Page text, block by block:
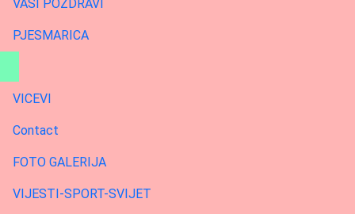
VASI POZDRAVI
PJESMARICA
VICEVI
Contact
FOTO GALERIJA
VIJESTI-SPORT-SVIJET